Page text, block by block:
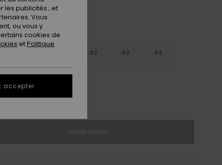
42 43 44
les publicités ; et
Vous
ou vous y
cookies de
etPolitique
accepter